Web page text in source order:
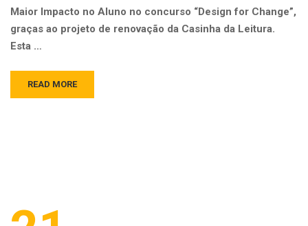
Maior Impacto no Aluno no concurso “Design for Change”,
graças ao projeto de renovação da Casinha da Leitura.
Esta …
READ MORE